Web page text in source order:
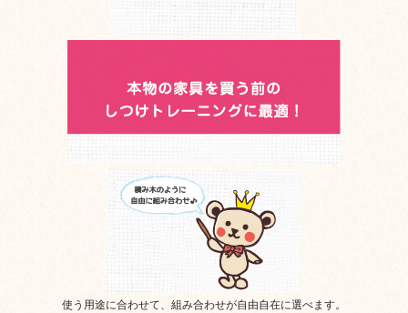
使う用途に合わせて、組み合わせが自由自在に選べます。